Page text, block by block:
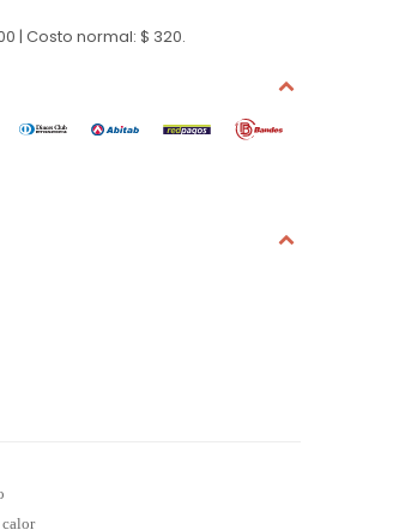
| Costo normal: $ 320.
calor